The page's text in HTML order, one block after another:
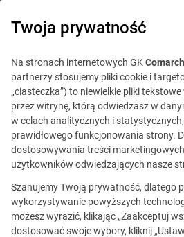
Twoja prywatność
Na stronach internetowych GKComarch
partnerzy stosujemy pliki cookie i
„ciasteczka”) to niewielkie pliki
przez witrynę, którą odwiedzasz w
w celach analitycznych i
prawidłowego funkcjonowania strony.
dostosowywania treści
użytkowników odwiedzających nasze
Szanujemy Twoją prywatność, dlatego
wykorzystywanie powyższych
możesz wyrazić, klikając „Zaakceptuj
dostosować swoje wybory, kliknij